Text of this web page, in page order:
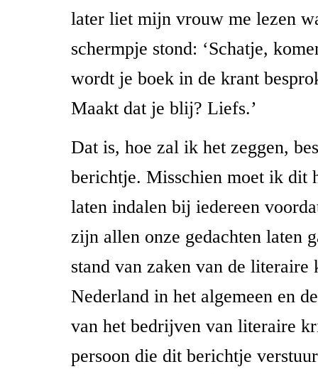
later liet mijn vrouw me lezen
schermpje stond: ‘Schatje,
wordt je boek in de krant
Maakt dat je blij? Liefs.’
Dat is, hoe zal ik het zeggen,
berichtje. Misschien moet ik dit
laten indalen bij iedereen
zijn allen onze gedachten laten
stand van zaken van de
Nederland in het algemeen en
van het bedrijven van literaire
persoon die dit berichtje